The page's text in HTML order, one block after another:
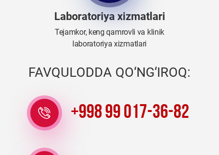
Laboratoriya xizmatlari
Tejamkor, keng qamrovli va klinik
laboratoriya xizmatlari
FAVQULODDA QO‘NG‘IROQ:
+998 99 017-36-82